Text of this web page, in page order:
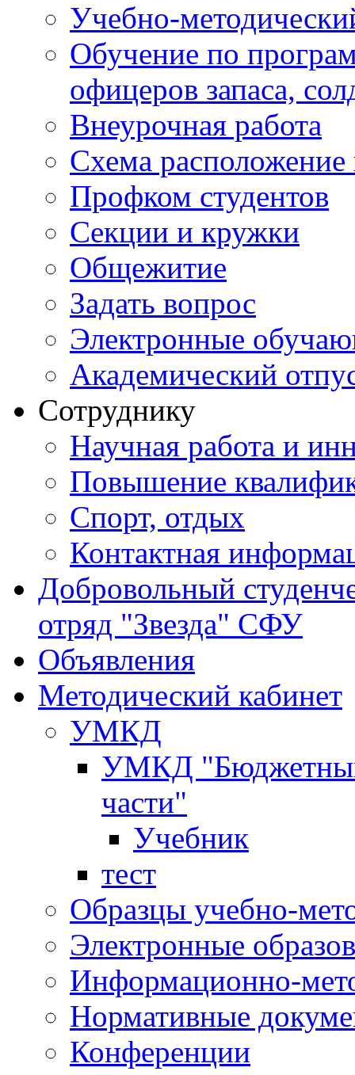
Учебно-
Обучение по
офицеров запаса,
Внеурочная работа
Схема расположение
Профком студентов
Секции и кружки
Общежитие
Задать вопрос
Электронные
Академический
Сотруднику
Научная работа и
Повышение
Спорт, отдых
Контактная
Добровольный
отряд "Звезда" СФУ
Объявления
Методический кабинет
УМКД
УМКД "Бюджетный
части"
Учебник
тест
Образцы учебно-
Электронные
Информационно-
Нормативные
Конференции